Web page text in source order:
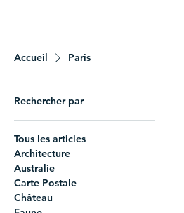
Accueil Paris
Rechercher par
Tous les articles
Architecture
Australie
Carte Postale
Château